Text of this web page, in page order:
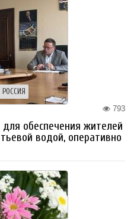
793
обеспечения жителей
водой, оперативно